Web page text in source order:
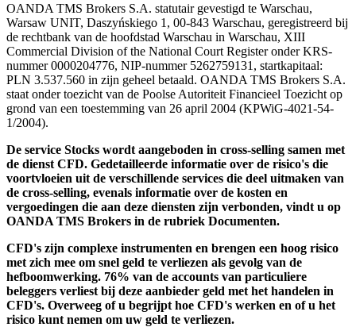
OANDA TMS Brokers S.A. statutair gevestigd te Warschau,
Warsaw UNIT, Daszyńskiego 1, 00-843 Warschau, geregistreerd bij
de rechtbank van de hoofdstad Warschau in Warschau, XIII
Commercial Division of the National Court Register onder KRS-
nummer 0000204776, NIP-nummer 5262759131, startkapitaal:
PLN 3.537.560 in zijn geheel betaald. OANDA TMS Brokers S.A.
staat onder toezicht van de Poolse Autoriteit Financieel Toezicht op
grond van een toestemming van 26 april 2004 (KPWiG-4021-54-
1/2004).
De service Stocks wordt aangeboden in cross-selling samen met
de dienst CFD. Gedetailleerde informatie over de risico's die
voortvloeien uit de verschillende services die deel uitmaken van
de cross-selling, evenals informatie over de kosten en
vergoedingen die aan deze diensten zijn verbonden, vindt u op
OANDA TMS Brokers in de rubriek Documenten.
CFD's zijn complexe instrumenten en brengen een hoog risico
met zich mee om snel geld te verliezen als gevolg van de
hefboomwerking. 76% van de accounts van particuliere
beleggers verliest bij deze aanbieder geld met het handelen in
CFD's. Overweeg of u begrijpt hoe CFD's werken en of u het
risico kunt nemen om uw geld te verliezen.